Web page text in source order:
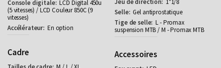
LCD Digital 450u
(5 vitesses) / LCD Couleur 850C (9
vitesses)
En option
Cadre
Gel antiprostatique
L - Promax
suspension MTB / M - Promax MTB
Accessoires